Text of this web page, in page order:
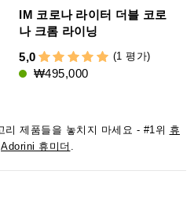
IM 코로나 라이터 더블 코로
나 크롬 라이닝
5,0
(1 평가)
₩495,000
베스트셀러 카테고리 제품들을 놓치지 마세요 - #1위 휴
Adorini 휴미더 .